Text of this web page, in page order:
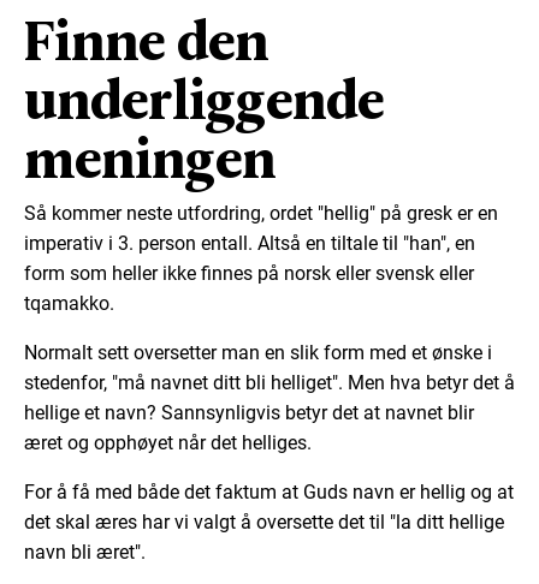
Finne den
underliggende
meningen
Så kommer neste utfordring, ordet "hellig" på gresk er en
imperativ i 3. person entall. Altså en tiltale til "han", en
form som heller ikke finnes på norsk eller svensk eller
tqamakko.
Normalt sett oversetter man en slik form med et ønske i
stedenfor, "må navnet ditt bli helliget". Men hva betyr det å
hellige et navn? Sannsynligvis betyr det at navnet blir
æret og opphøyet når det helliges.
For å få med både det faktum at Guds navn er hellig og at
det skal æres har vi valgt å oversette det til "la ditt hellige
navn bli æret".